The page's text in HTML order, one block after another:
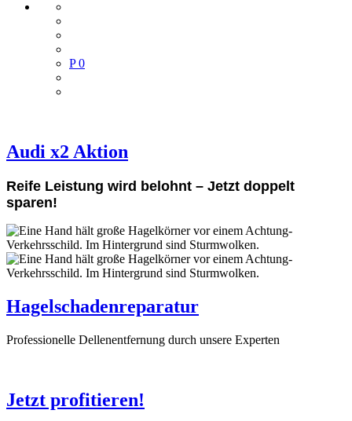
P 0
Audi x2 Aktion
Reife Leistung wird belohnt – Jetzt doppelt
sparen!
Hagelschadenreparatur
Professionelle Dellenentfernung durch unsere Experten
Jetzt profitieren!